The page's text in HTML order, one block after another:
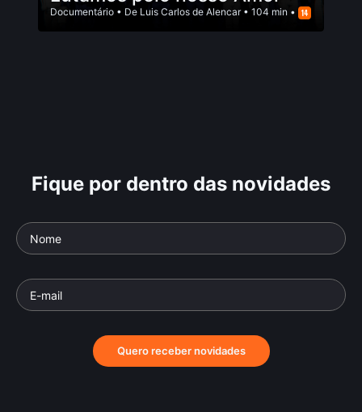
Documentário • De Luis Carlos de Alencar• 104 min •
Fique por dentro das novidades
Quero receber novidades